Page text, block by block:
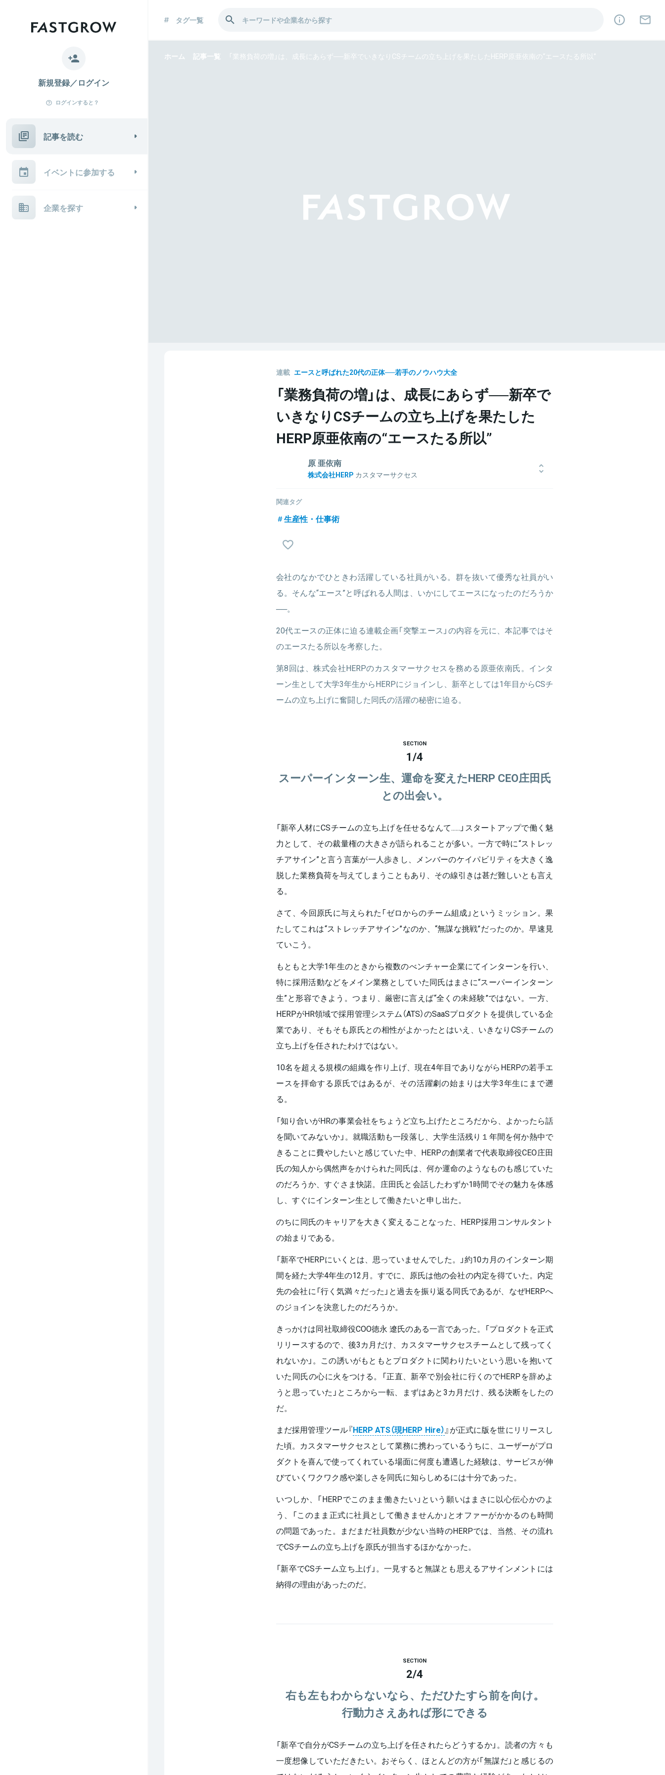
新規登録／ログイン
ログインすると？
記事を読む
イベントに参加する
企業を探す
タグ一覧
ホーム 記事一覧 「業務負荷の増」は、成長にあらず──新卒でいきなりCSチームの立ち上げを果たしたHERP原亜依南の“エースたる所以”
連載 エースと呼ばれた20代の正体──若手のノウハウ大全
「業務負荷の増」は、成長にあらず──新卒で
いきなりCSチームの立ち上げを果たした
HERP原亜依南の“エースたる所以”
原 亜依南
株式会社HERP カスタマーサクセス
一年次から複数のベンチャー企業で採用支援や人事業務に従事。HERPには1年間のイン
で写真を撮ります（喫茶店・ポートレートなど）。
関連タグ
生産性・仕事術
会社のなかでひときわ活躍している社員がいる。群を抜いて優秀な社員がい
る。そんな“エース”と呼ばれる人間は、いかにしてエースになったのだろうか
──。
20代エースの正体に迫る連載企画「突撃エース」の内容を元に、本記事ではそ
のエースたる所以を考察した。
第8回は、株式会社HERPのカスタマーサクセスを務める原亜依南氏。インタ
ーン生として大学3年生からHERPにジョインし、新卒としては1年目からCSチ
ームの立ち上げに奮闘した同氏の活躍の秘密に迫る。
SECTION
1/4
スーパーインターン生、運命を変えたHERP CEO庄田氏
との出会い。
「新卒人材にCSチームの立ち上げを任せるなんて......」スタートアップで働く魅
力として、その裁量権の大きさが語られることが多い。一方で時に“ストレッ
チアサイン”と言う言葉が一人歩きし、メンバーのケイパビリティを大きく逸
脱した業務負荷を与えてしまうこともあり、その線引きは甚だ難しいとも言え
る。
さて、今回原氏に与えられた「ゼロからのチーム組成」というミッション。果
たしてこれは“ストレッチアサイン”なのか、“無謀な挑戦”だったのか。早速見
ていこう。
もともと大学1年生のときから複数のべンチャー企業にてインターンを行い、
特に採用活動などをメイン業務としていた同氏はまさに“スーパーインターン
生”と形容できよう。つまり、厳密に言えば“全くの未経験”ではない。一方、
HERPがHR領域で採用管理システム（ATS）のSaaSプロダクトを提供している企
業であり、そもそも原氏との相性がよかったとはいえ、いきなりCSチームの
立ち上げを任されたわけではない。
10名を超える規模の組織を作り上げ、現在4年目でありながらHERPの若手エ
ースを拝命する原氏ではあるが、その活躍劇の始まりは大学3年生にまで遡
る。
「知り合いがHRの事業会社をちょうど立ち上げたところだから、よかったら話
を聞いてみないか」。就職活動も一段落し、大学生活残り１年間を何か熱中で
きることに費やしたいと感じていた中、HERPの創業者で代表取締役CEO庄田
氏の知人から偶然声をかけられた同氏は、何か運命のようなものも感じていた
のだろうか、すぐさま快諾。庄田氏と会話したわずか1時間でその魅力を体感
し、すぐにインターン生として働きたいと申し出た。
のちに同氏のキャリアを大きく変えることなった、HERP採用コンサルタント
の始まりである。
「新卒でHERPにいくとは、思っていませんでした。」約10カ月のインターン期
間を経た大学4年生の12月。すでに、原氏は他の会社の内定を得ていた。内定
先の会社に「行く気満々だった」と過去を振り返る同氏であるが、なぜHERPへ
のジョインを決意したのだろうか。
きっかけは同社取締役COO徳永 遼氏のある一言であった。「プロダクトを正式
リリースするので、後3カ月だけ、カスタマーサクセスチームとして残ってく
れないか」。この誘いがもともとプロダクトに関わりたいという思いを抱いて
いた同氏の心に火をつける。「正直、新卒で別会社に行くのでHERPを辞めよ
うと思っていた」ところから一転、まずはあと3カ月だけ、残る決断をしたの
だ。
まだ採用管理ツール『HERP ATS（現HERP Hire）』が正式に版を世にリリースし
た頃。カスタマーサクセスとして業務に携わっているうちに、ユーザーがプロ
ダクトを喜んで使ってくれている場面に何度も遭遇した経験は、サービスが伸
びていくワクワク感や楽しさを同氏に知らしめるには十分であった。
いつしか、「HERPでこのまま働きたい」という願いはまさに以心伝心かのよ
う、「このまま正式に社員として働きませんか」とオファーがかかるのも時間
の問題であった。まだまだ社員数が少ない当時のHERPでは、当然、その流れ
でCSチームの立ち上げを原氏が担当するほかなかった。
「新卒でCSチーム立ち上げ」。一見すると無謀とも思えるアサインメントには
納得の理由があったのだ。
SECTION
2/4
右も左もわからないなら、ただひたすら前を向け。
行動力さえあれば形にできる
「新卒で自分がCSチームの立ち上げを任されたらどうするか」。読者の方々も
一度想像していただきたい。おそらく、ほとんどの方が「無謀だ」と感じるの